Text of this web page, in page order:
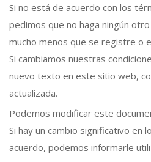
Si no está de acuerdo con los
pedimos que no haga ningún
mucho menos que se registre o
Si cambiamos nuestras
nuevo texto en este sitio web,
actualizada.
Podemos modificar este
Si hay un cambio significativo en
acuerdo, podemos informarle